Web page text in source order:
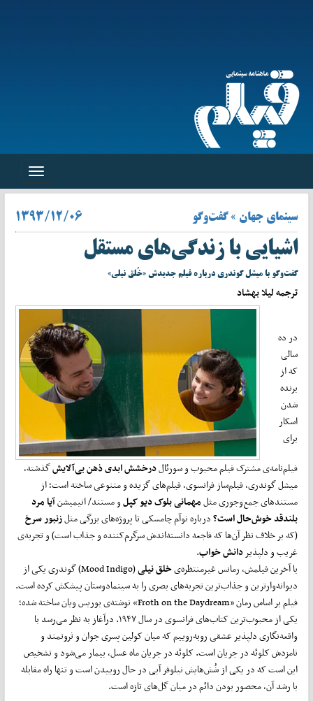
Toggle
سینمای جهان » گفت‌وگو ۱۳۹۳/۱۲/۰۶
اشیایی با زندگی‌های مستقل
گفت‌وگو با میشل گوندری درباره فیلم جدیدش «خُلق نیلی»
ترجمه لیلا بهشاد
در ده
سالی
که از
برنده
شدن
اسکار
برای
فیلم‌نامه‌ی مشترک فیلم محبوب و سورئالدرخشش ابدی ذهن بی‌آلایشگذشته،
میشل گوندری، فیلم‌ساز فرانسوی، فیلم‌های گزیده و متنوعی ساخته است؛ از
مستندهای جمع‌وجوری مثلمهمانی بلوک دیو کپلو مستند/ انیمیشنآیا مرد
بلندقد خوش‌حال است؟درباره نوآم چامسکی تا پروژه‌های بزرگی مثلزنبور سرخ
(که بر خلاف نظر آن‌‌ها که فاجعه دانسته‌اندش سرگرم‌کننده و جذاب است) و تجربه‌ی
غریب و دلپذیر دانش خواب.
با آخرین فیلمش، رمانس غیرمنتظره‌یخلق نیلی
(Mood Indigo) گوندری یکی از
دیوانه‌وارترین و جذاب‌ترین تجربه‌های بصری را به سینمادوستان پیشکش کرده است.
فیلم بر اساس رمان «Froth on the Daydream» نوشته‌ی بوریس ویان ساخته شده؛
یکی از محبوب‌ترین کتاب‌های فرانسوی در سال ۱۹۴۷. درآغاز به نظر می‌رسد با
واقعه‌نگاری دلپذیر عشقی روبه‌روییم که میان کولین پسری جوان و ثروتمند و
نامزدش کلوئه در جریان است. کلوئه در جریان ماه عسل، بیمار می‌شود و تشخیص
این است که در یکی از شُش‌هایش نیلوفر آبی در حال روییدن است و تنها راه مقابله
با رشد آن، محصور بودن دائم در میان گل‌های تازه است.